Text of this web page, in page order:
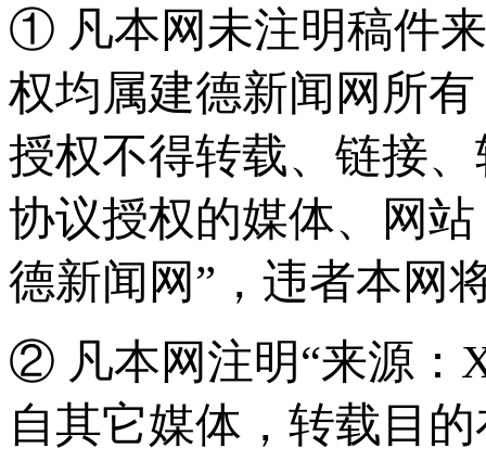
① 凡本网未注明稿件
权均属建德新闻网所
授权不得转载、链接
协议授权的媒体、网
德新闻网”，违者本网
② 凡本网注明“来源：
自其它媒体，转载目